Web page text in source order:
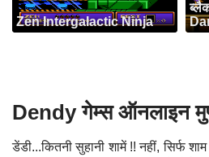
Zen Intergalactic Ninja
Dendy गेम्स ऑनलाइन
डेंडी...कितनी सुहानी शामें !! नहीं, सिर्फ